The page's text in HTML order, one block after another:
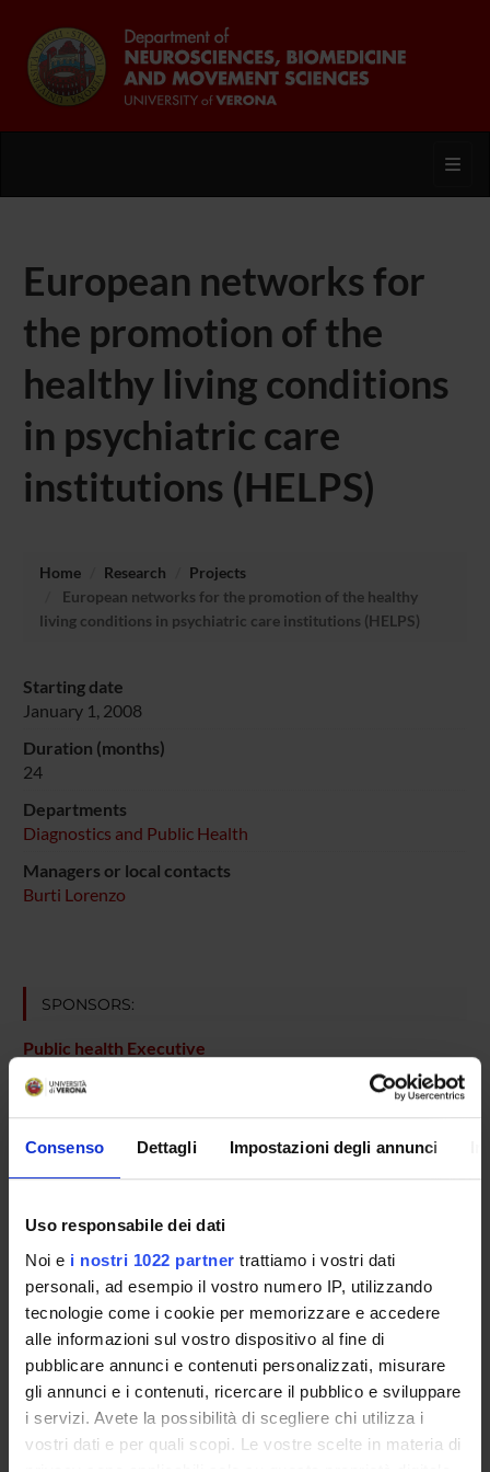
Consenso Dettagli Impostazioni degli annunci
Uso responsabile dei dati
Noi e i nostri 1022 partner trattiamo i vostri dati
personali, ad esempio il vostro numero IP, utilizzando
tecnologie come i cookie per memorizzare e accedere
alle informazioni sul vostro dispositivo al fine di
pubblicare annunci e contenuti personalizzati, misurare
gli annunci e i contenuti, ricercare il pubblico e sviluppare
i servizi. Avete la possibilità di scegliere chi utilizza i
vostri dati e per quali scopi. Le vostre scelte in materia di
European networks for
the promotion of the
healthy living conditions
in psychiatric care
institutions (HELPS)
Home Research
Projects
European networks for the promotion of the healthy
living conditions in psychiatric care institutions (HELPS)
Starting date
January 1, 2008
Duration (months)
24
Departments
Diagnostics and Public Health
Managers or local contacts
Burti Lorenzo
SPONSORS:
Public health Executive
assigned and managed by the department
Research Assistants
SECTIONS
Section of Psychiatry and Clinical Psychology